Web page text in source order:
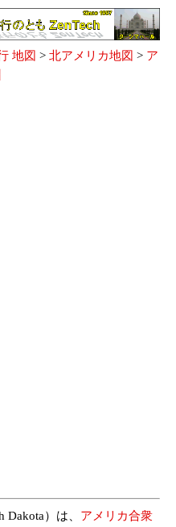
地図 > 北アメリカ地図 > ア
）は、 アメリカ合衆